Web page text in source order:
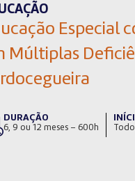
Especial
Múltiplas
DURAÇÃO
6, 9 ou 12 meses – 600h